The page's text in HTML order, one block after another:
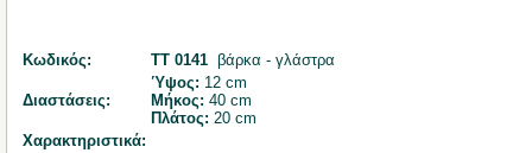
Κωδικός: ΤΤ 0141 βάρκα - γλάστρα
Διαστάσεις:
Ύψος: 12 cm
Μήκος: 40 cm
Πλάτος: 20 cm
Χαρακτηριστικά: